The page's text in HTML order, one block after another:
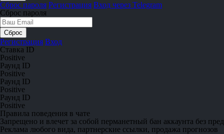
Сброс пароля Регистрация Вход через Telegram
Сброс пароля
Регистрация Вход
Ставка ID
Positive
Раунд ID
Positive
Раунд ID
Positive
Раунд ID
Positive
Правила поведения в чате
Запрещено и влечет за собой перманетный бан аккаунта без
Реклама любого вида, партнерские ссылки, продажа прогнозов